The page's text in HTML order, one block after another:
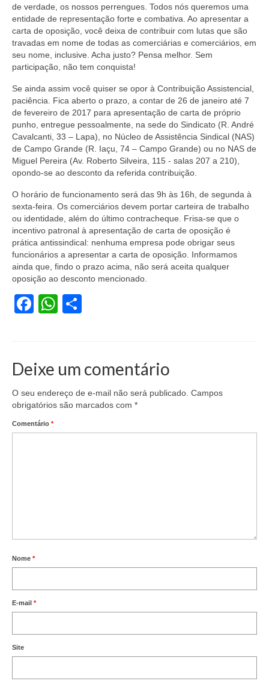
de verdade, os nossos perrengues. Todos nós queremos uma
entidade de representação forte e combativa. Ao apresentar a
carta de oposição, você deixa de contribuir com lutas que são
travadas em nome de todas as comerciárias e comerciários, em
seu nome, inclusive. Acha justo? Pensa melhor. Sem
participação, não tem conquista!
Se ainda assim você quiser se opor à Contribuição Assistencial,
paciência. Fica aberto o prazo, a contar de 26 de janeiro até 7
de fevereiro de 2017 para apresentação de carta de próprio
punho, entregue pessoalmente, na sede do Sindicato (R. André
Cavalcanti, 33 – Lapa), no Núcleo de Assistência Sindical (NAS)
de Campo Grande (R. Iaçu, 74 –­ Campo Grande) ou no NAS de
Miguel Pereira (Av. Roberto Silveira, 115 ­- salas 207 a 210),
opondo­-se ao desconto da referida contribuição.
O horário de funcionamento será das 9h às 16h, de segunda à
sexta­-feira. Os comerciários devem portar carteira de trabalho
ou identidade, além do último contracheque. Frisa­-se que o
incentivo patronal à apresentação de carta de oposição é
prática antissindical: nenhuma empresa pode obrigar seus
funcionários a apresentar a carta de oposição. Informamos
ainda que, findo o prazo acima, não será aceita qualquer
oposição ao desconto mencionado.
Facebook
WhatsApp
Deixe um comentário
O seu endereço de e-mail não será publicado. Campos
obrigatórios são marcados com *
Comentário *
Nome *
E-mail *
Site